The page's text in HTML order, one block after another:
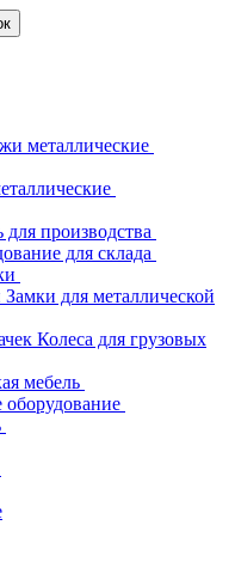
металлические
производства
для склада
Замки для металлической
Колеса для грузовых
мебель